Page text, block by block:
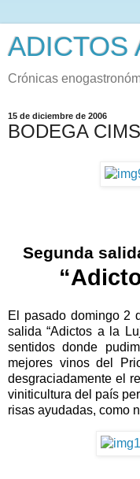
ADICTOS
Crónicas
15 de diciembre de 2006
BODEGA
Segunda
El pasado domingo 2
salida “Adictos a la
sentidos donde
mejores vinos del
desgraciadamente el
viniticultura del país
risas ayudadas, como